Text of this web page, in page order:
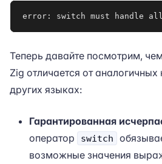
error: switch must handle
Теперь давайте посмотрим,
Zig отличается от аналогичных
других языках:
Гарантированная
оператор
switch
возможные значения